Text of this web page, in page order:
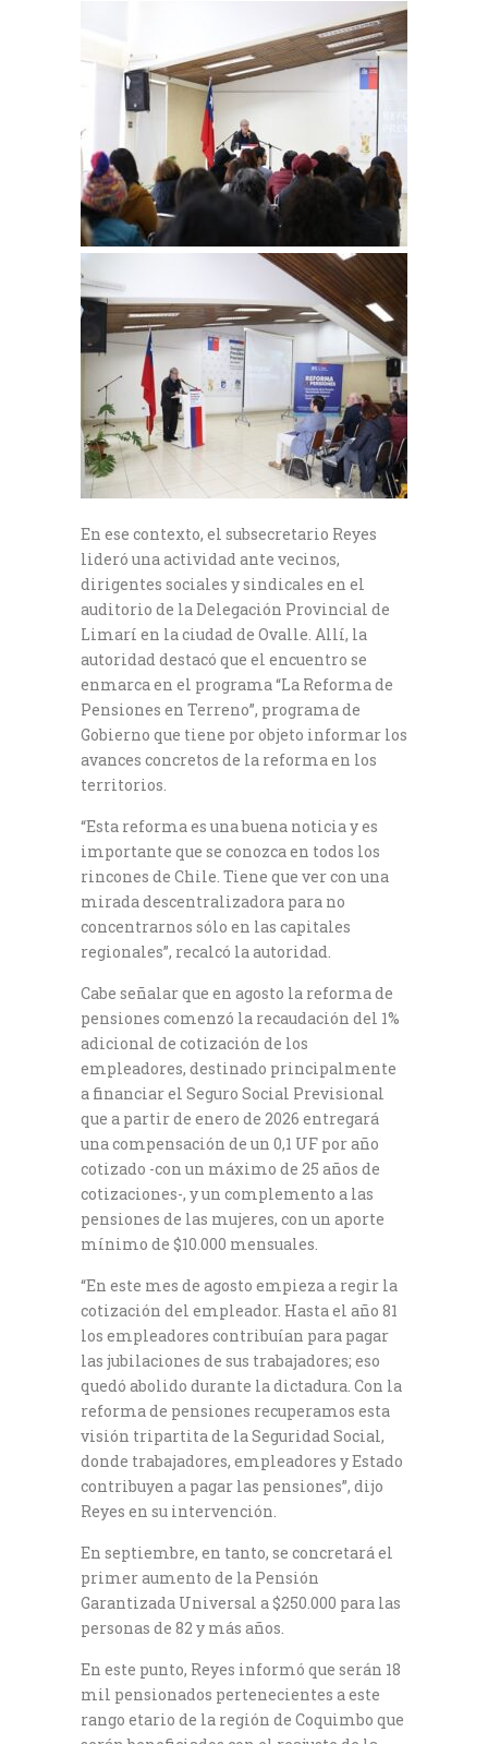
En ese contexto, el subsecretario Reyes
lideró una actividad ante vecinos,
dirigentes sociales y sindicales en el
auditorio de la Delegación Provincial de
Limarí en la ciudad de Ovalle. Allí, la
autoridad destacó que el encuentro se
enmarca en el programa “La Reforma de
Pensiones en Terreno”, programa de
Gobierno que tiene por objeto informar los
avances concretos de la reforma en los
territorios.
“Esta reforma es una buena noticia y es
importante que se conozca en todos los
rincones de Chile. Tiene que ver con una
mirada descentralizadora para no
concentrarnos sólo en las capitales
regionales”, recalcó la autoridad.
Cabe señalar que en agosto la reforma de
pensiones comenzó la recaudación del 1%
adicional de cotización de los
empleadores, destinado principalmente
a financiar el Seguro Social Previsional
que a partir de enero de 2026 entregará
una compensación de un 0,1 UF por año
cotizado -con un máximo de 25 años de
cotizaciones-, y un complemento a las
pensiones de las mujeres, con un aporte
mínimo de $10.000 mensuales.
“En este mes de agosto empieza a regir la
cotización del empleador. Hasta el año 81
los empleadores contribuían para pagar
las jubilaciones de sus trabajadores; eso
quedó abolido durante la dictadura. Con la
reforma de pensiones recuperamos esta
visión tripartita de la Seguridad Social,
donde trabajadores, empleadores y Estado
contribuyen a pagar las pensiones”, dijo
Reyes en su intervención.
En septiembre, en tanto, se concretará el
primer aumento de la Pensión
Garantizada Universal a $250.000 para las
personas de 82 y más años.
En este punto, Reyes informó que serán 18
mil pensionados pertenecientes a este
rango etario de la región de Coquimbo que